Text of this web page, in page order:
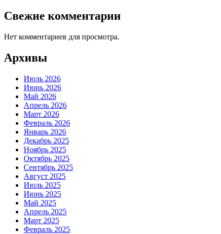
Свежие комментарии
Нет комментариев для просмотра.
Архивы
Июль 2026
Июнь 2026
Май 2026
Апрель 2026
Март 2026
Февраль 2026
Январь 2026
Декабрь 2025
Ноябрь 2025
Октябрь 2025
Сентябрь 2025
Август 2025
Июль 2025
Июнь 2025
Май 2025
Апрель 2025
Март 2025
Февраль 2025